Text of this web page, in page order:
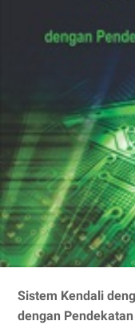
Sistem Kendali
dengan